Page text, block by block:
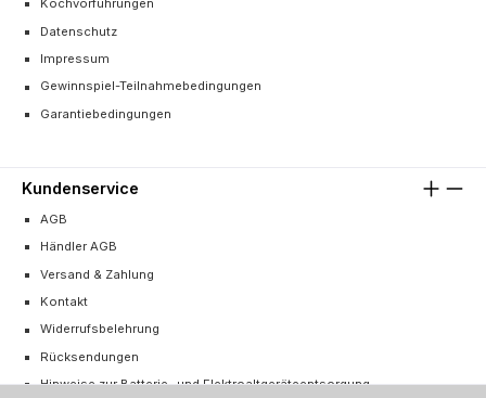
Kochvorführungen
Datenschutz
Impressum
Gewinnspiel-Teilnahmebedingungen
Garantiebedingungen
Kundenservice
AGB
Händler AGB
Versand & Zahlung
Kontakt
Widerrufsbelehrung
Rücksendungen
Hinweise zur Batterie- und Elektroaltgeräteentsorgung